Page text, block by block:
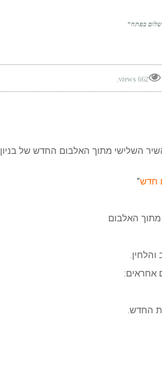
בפתח”
662 views
השלישי מתוך האלבום החדש של בניון
חדש”
האלבום
אחראים:
החדש.